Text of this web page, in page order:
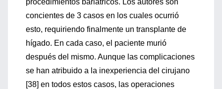
procedimientos bariátricos. Los autores son
concientes de 3 casos en los cuales ocurrió
esto, requiriendo finalmente un transplante de
hígado. En cada caso, el paciente murió
después del mismo. Aunque las complicaciones
se han atribuido a la inexperiencia del cirujano
[38] en todos estos casos, las operaciones